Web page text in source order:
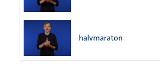
halvmaraton